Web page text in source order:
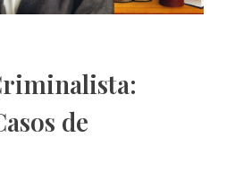
de